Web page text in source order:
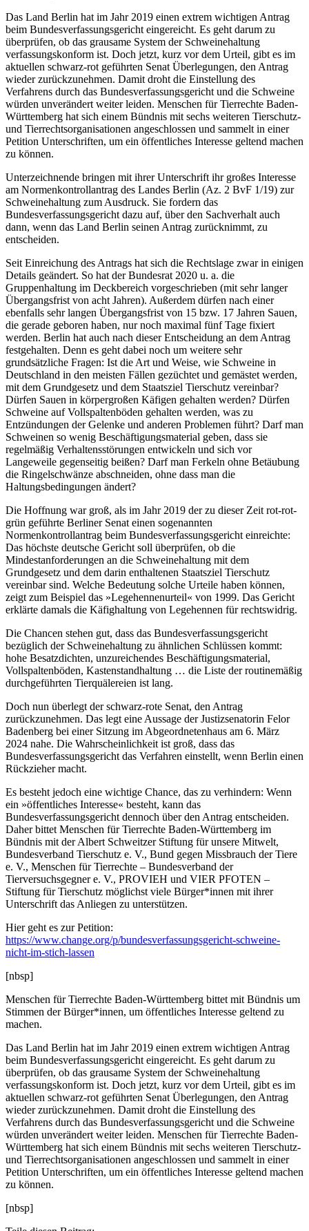
Das Land Berlin hat im Jahr 2019 einen extrem wichtigen Antrag
beim Bundesverfassungsgericht eingereicht. Es geht darum zu
überprüfen, ob das grausame System der Schweinehaltung
verfassungskonform ist. Doch jetzt, kurz vor dem Urteil, gibt es im
aktuellen schwarz-rot geführten Senat Überlegungen, den Antrag
wieder zurückzunehmen. Damit droht die Einstellung des
Verfahrens durch das Bundesverfassungsgericht und die Schweine
würden unverändert weiter leiden. Menschen für Tierrechte Baden-
Württemberg hat sich einem Bündnis mit sechs weiteren Tierschutz-
und Tierrechtsorganisationen angeschlossen und sammelt in einer
Petition Unterschriften, um ein öffentliches Interesse geltend machen
zu können.
Unterzeichnende bringen mit ihrer Unterschrift ihr großes Interesse
am Normenkontrollantrag des Landes Berlin (Az. 2 BvF 1/19) zur
Schweinehaltung zum Ausdruck. Sie fordern das
Bundesverfassungsgericht dazu auf, über den Sachverhalt auch
dann, wenn das Land Berlin seinen Antrag zurücknimmt, zu
entscheiden.
Seit Einreichung des Antrags hat sich die Rechtslage zwar in einigen
Details geändert. So hat der Bundesrat 2020 u. a. die
Gruppenhaltung im Deckbereich vorgeschrieben (mit sehr langer
Übergangsfrist von acht Jahren). Außerdem dürfen nach einer
ebenfalls sehr langen Übergangsfrist von 15 bzw. 17 Jahren Sauen,
die gerade geboren haben, nur noch maximal fünf Tage fixiert
werden. Berlin hat auch nach dieser Entscheidung an dem Antrag
festgehalten. Denn es geht dabei noch um weitere sehr
grundsätzliche Fragen: Ist die Art und Weise, wie Schweine in
Deutschland in den meisten Fällen gezüchtet und gemästet werden,
mit dem Grundgesetz und dem Staatsziel Tierschutz vereinbar?
Dürfen Sauen in körpergroßen Käfigen gehalten werden? Dürfen
Schweine auf Vollspaltenböden gehalten werden, was zu
Entzündungen der Gelenke und anderen Problemen führt? Darf man
Schweinen so wenig Beschäftigungsmaterial geben, dass sie
regelmäßig Verhaltensstörungen entwickeln und sich vor
Langeweile gegenseitig beißen? Darf man Ferkeln ohne Betäubung
die Ringelschwänze abschneiden, ohne dass man die
Haltungsbedingungen ändert?
Die Hoffnung war groß, als im Jahr 2019 der zu dieser Zeit rot-rot-
grün geführte Berliner Senat einen sogenannten
Normenkontrollantrag beim Bundesverfassungsgericht einreichte:
Das höchste deutsche Gericht soll überprüfen, ob die
Mindestanforderungen an die Schweinehaltung mit dem
Grundgesetz und dem darin enthaltenen Staatsziel Tierschutz
vereinbar sind. Welche Bedeutung solche Urteile haben können,
zeigt zum Beispiel das »Legehennenurteil« von 1999. Das Gericht
erklärte damals die Käfighaltung von Legehennen für rechtswidrig.
Die Chancen stehen gut, dass das Bundesverfassungsgericht
bezüglich der Schweinehaltung zu ähnlichen Schlüssen kommt:
hohe Besatzdichten, unzureichendes Beschäftigungsmaterial,
Vollspaltenböden, Kastenstandhaltung … die Liste der routinemäßig
durchgeführten Tierquälereien ist lang.
Doch nun überlegt der schwarz-rote Senat, den Antrag
zurückzunehmen. Das legt eine Aussage der Justizsenatorin Felor
Badenberg bei einer Sitzung im Abgeordnetenhaus am 6. März
2024 nahe. Die Wahrscheinlichkeit ist groß, dass das
Bundesverfassungsgericht das Verfahren einstellt, wenn Berlin einen
Rückzieher macht.
Es besteht jedoch eine wichtige Chance, das zu verhindern: Wenn
ein »öffentliches Interesse« besteht, kann das
Bundesverfassungsgericht dennoch über den Antrag entscheiden.
Daher bittet Menschen für Tierrechte Baden-Württemberg im
Bündnis mit der Albert Schweitzer Stiftung für unsere Mitwelt,
Bundesverband Tierschutz e. V., Bund gegen Missbrauch der Tiere
e. V., Menschen für Tierrechte – Bundesverband der
Tierversuchsgegner e. V., PROVIEH und VIER PFOTEN –
Stiftung für Tierschutz möglichst viele Bürger*innen mit ihrer
Unterschrift das Anliegen zu unterstützen.
Hier geht es zur Petition:
https://www.change.org/p/bundesverfassungsgericht-schweine-
nicht-im-stich-lassen
[nbsp]
Menschen für Tierrechte Baden-Württemberg bittet mit Bündnis um
Stimmen der Bürger*innen, um öffentliches Interesse geltend zu
machen.
Das Land Berlin hat im Jahr 2019 einen extrem wichtigen Antrag
beim Bundesverfassungsgericht eingereicht. Es geht darum zu
überprüfen, ob das grausame System der Schweinehaltung
verfassungskonform ist. Doch jetzt, kurz vor dem Urteil, gibt es im
aktuellen schwarz-rot geführten Senat Überlegungen, den Antrag
wieder zurückzunehmen. Damit droht die Einstellung des
Verfahrens durch das Bundesverfassungsgericht und die Schweine
würden unverändert weiter leiden. Menschen für Tierrechte Baden-
Württemberg hat sich einem Bündnis mit sechs weiteren Tierschutz-
und Tierrechtsorganisationen angeschlossen und sammelt in einer
Petition Unterschriften, um ein öffentliches Interesse geltend machen
zu können.
[nbsp]